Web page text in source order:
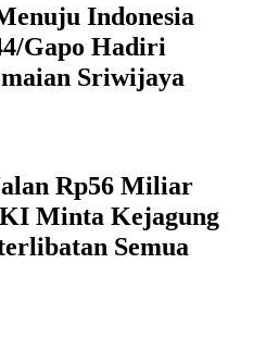
Indonesia
Gapo Hadiri
Sriwijaya
Rp56 Miliar
Minta Kejagung
Semua